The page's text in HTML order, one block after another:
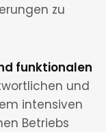
zu
funktionalen
und
intensiven
Betriebs